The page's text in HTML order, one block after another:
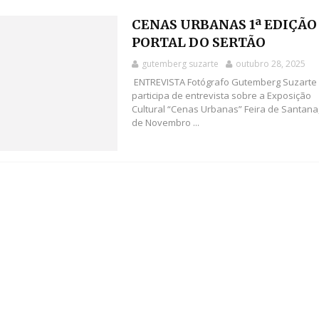
CENAS URBANAS 1ª EDIÇÃO
PORTAL DO SERTÃO
gutemberg suzarte outubro 28, 2025
ENTREVISTA Fotógrafo Gutemberg Suzarte
participa de entrevista sobre a Exposição
Cultural “Cenas Urbanas” Feira de
de Novembro ...